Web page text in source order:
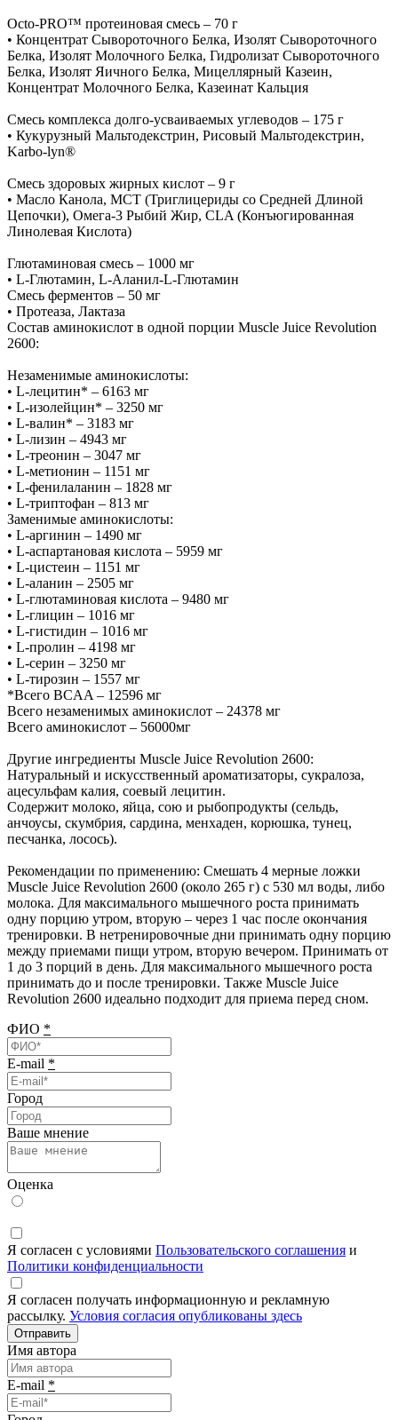
Octo-PRO™ протеиновая смесь – 70 г
• Концентрат Сывороточного Белка, Изолят Сывороточного
Белка, Изолят Молочного Белка, Гидролизат Сывороточного
Белка, Изолят Яичного Белка, Мицеллярный Казеин,
Концентрат Молочного Белка, Казеинат Кальция
Смесь комплекса долго-усваиваемых углеводов – 175 г
• Кукурузный Мальтодекстрин, Рисовый Мальтодекстрин,
Karbo-lyn®
Смесь здоровых жирных кислот – 9 г
• Масло Канола, MCT (Триглицериды со Средней Длиной
Цепочки), Омега-3 Рыбий Жир, CLA (Конъюгированная
Линолевая Кислота)
Глютаминовая смесь – 1000 мг
• L-Глютамин, L-Аланил-L-Глютамин
Смесь ферментов – 50 мг
• Протеаза, Лактаза
Состав аминокислот в одной порции Muscle Juice Revolution
2600:
Незаменимые аминокислоты:
• L-лецитин* – 6163 мг
• L-изолейцин* – 3250 мг
• L-валин* – 3183 мг
• L-лизин – 4943 мг
• L-треонин – 3047 мг
• L-метионин – 1151 мг
• L-фенилаланин – 1828 мг
• L-триптофан – 813 мг
Заменимые аминокислоты:
• L-аргинин – 1490 мг
• L-аспартановая кислота – 5959 мг
• L-цистеин – 1151 мг
• L-аланин – 2505 мг
• L-глютаминовая кислота – 9480 мг
• L-глицин – 1016 мг
• L-гистидин – 1016 мг
• L-пролин – 4198 мг
• L-серин – 3250 мг
• L-тирозин – 1557 мг
*Всего BCAA – 12596 мг
Всего незаменимых аминокислот – 24378 мг
Всего аминокислот – 56000мг
Другие ингредиенты Muscle Juice Revolution 2600:
Натуральный и искусственный ароматизаторы, сукралоза,
ацесульфам калия, соевый лецитин.
Содержит молоко, яйца, сою и рыбопродукты (сельдь,
анчоусы, скумбрия, сардина, менхаден, корюшка, тунец,
песчанка, лосось).
Рекомендации по применению: Смешать 4 мерные ложки
Muscle Juice Revolution 2600 (около 265 г) с 530 мл воды, либо
молока. Для максимального мышечного роста принимать
одну порцию утром, вторую – через 1 час после окончания
тренировки. В нетренировочные дни принимать одну порцию
между приемами пищи утром, вторую вечером. Принимать от
1 до 3 порций в день. Для максимального мышечного роста
принимать до и после тренировки. Также Muscle Juice
Revolution 2600 идеально подходит для приема перед сном.
ФИО *
E-mail *
Город
Ваше мнение
Оценка
Я согласен с условиями Пользовательского соглашения и
Политики конфиденциальности
Я согласен получать информационную и рекламную
рассылку. Условия согласия опубликованы здесь
Отправить
Имя автора
E-mail *